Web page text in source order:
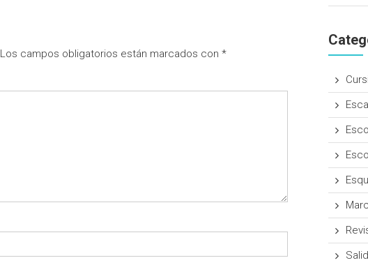
Los campos obligatorios están marcados con *